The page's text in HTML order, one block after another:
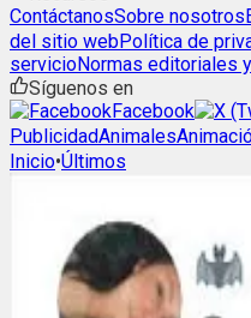
ContáctanosSobre nosotros
del sitio webPolítica de
servicioNormas editoriales
Síguenos en
Facebook
PublicidadAnimales
Inicio•Últimos